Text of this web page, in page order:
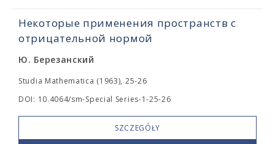
Некоторые применения пространств с
отрицательной нормой
Ю. Березанский
Studia Mathematica (1963), 25-26
DOI: 10.4064/sm-Special Series-1-25-26
SZCZEGÓŁY